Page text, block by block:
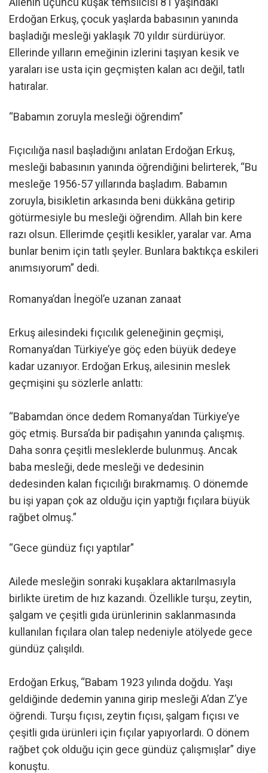
Erdoğan Erkuş, çocuk yaşlarda babasının yanında
başladığı mesleği yaklaşık 70 yıldır sürdürüyor.
Ellerinde yılların emeğinin izlerini taşıyan kesik ve
yaraları ise usta için geçmişten kalan acı değil, tatlı
hatıralar.
“Babamın zoruyla mesleği öğrendim”
Fıçıcılığa nasıl başladığını anlatan Erdoğan Erkuş,
mesleği babasının yanında öğrendiğini belirterek, “Bu
mesleğe 1956-57 yıllarında başladım. Babamın
zoruyla, bisikletin arkasında beni dükkâna getirip
götürmesiyle bu mesleği öğrendim. Allah bin kere
razı olsun. Ellerimde çeşitli kesikler, yaralar var. Ama
bunlar benim için tatlı şeyler. Bunlara baktıkça eskileri
anımsıyorum” dedi.
Romanya’dan İnegöl’e uzanan zanaat
Erkuş ailesindeki fıçıcılık geleneğinin geçmişi,
Romanya’dan Türkiye’ye göç eden büyük dedeye
kadar uzanıyor. Erdoğan Erkuş, ailesinin meslek
geçmişini şu sözlerle anlattı:
“Babamdan önce dedem Romanya’dan Türkiye’ye
göç etmiş. Bursa’da bir padişahın yanında çalışmış.
Daha sonra çeşitli mesleklerde bulunmuş. Ancak
baba mesleği, dede mesleği ve dedesinin
dedesinden kalan fıçıcılığı bırakmamış. O dönemde
bu işi yapan çok az olduğu için yaptığı fıçılara büyük
rağbet olmuş.”
“Gece gündüz fıçı yaptılar”
Ailede mesleğin sonraki kuşaklara aktarılmasıyla
birlikte üretim de hız kazandı. Özellikle turşu, zeytin,
şalgam ve çeşitli gıda ürünlerinin saklanmasında
kullanılan fıçılara olan talep nedeniyle atölyede gece
gündüz çalışıldı.
Erdoğan Erkuş, “Babam 1923 yılında doğdu. Yaşı
geldiğinde dedemin yanına girip mesleği A’dan Z’ye
öğrendi. Turşu fıçısı, zeytin fıçısı, şalgam fıçısı ve
çeşitli gıda ürünleri için fıçılar yapıyorlardı. O dönem
rağbet çok olduğu için gece gündüz çalışmışlar” diye
konuştu.